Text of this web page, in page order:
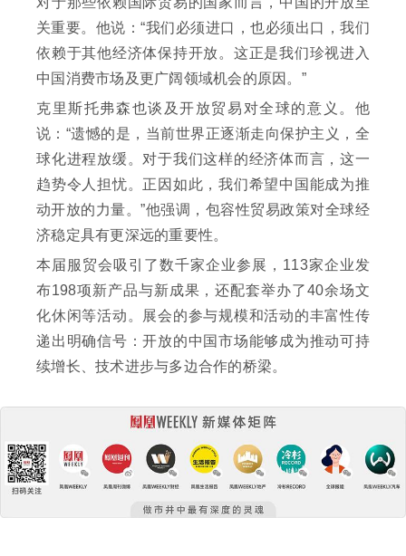
关重要。他说：“我们必须进口，也必须出口，我们
依赖于其他经济体保持开放。这正是我们珍视进入
中国消费市场及更广阔领域机会的原因。”
克里斯托弗森也谈及开放贸易对全球的意义。他
说：“遗憾的是，当前世界正逐渐走向保护主义，全
球化进程放缓。对于我们这样的经济体而言，这一
趋势令人担忧。正因如此，我们希望中国能成为推
动开放的力量。”他强调，包容性贸易政策对全球经
济稳定具有更深远的重要性。
本届服贸会吸引了数千家企业参展，113家企业发
布198项新产品与新成果，还配套举办了40余场文
化休闲等活动。展会的参与规模和活动的丰富性传
递出明确信号：开放的中国市场能够成为推动可持
续增长、技术进步与多边合作的桥梁。